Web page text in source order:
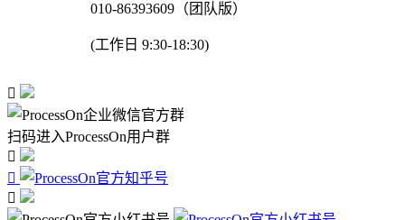
010-86393609（团队版）
(工作日 9:30-18:30)

扫码进入ProcessOn用户群


